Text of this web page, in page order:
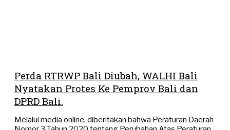
Perda RTRWP Bali Diubah, WALHI Bali
Nyatakan Protes Ke Pemprov Bali dan
DPRD Bali.
Melalui media online, diberitakan bahwa Peraturan Daerah